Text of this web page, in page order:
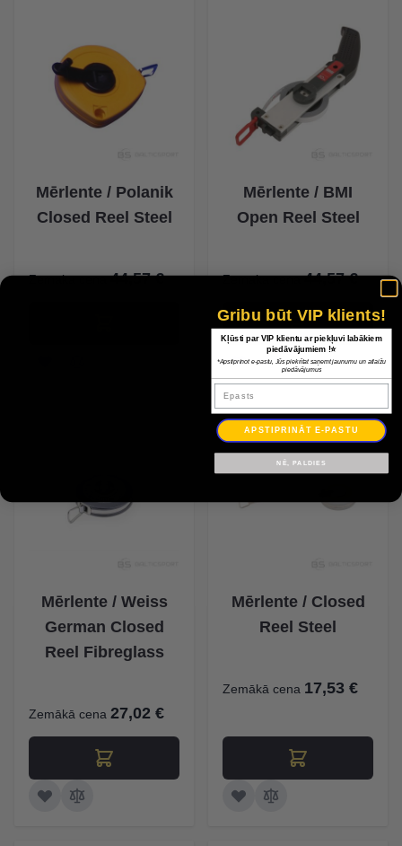
Mērlente / Polanik
Closed Reel Steel
Zemākā cena 44,57 €
Mērlente / BMI
Open Reel Steel
Zemākā cena 44,57 €
Mērlente / Weiss
German Closed
Reel Fibreglass
Zemākā cena 27,02 €
Mērlente / Closed
Reel Steel
Zemākā cena 17,53 €
Gribu būt VIP klients!
Kļūsti par VIP klientu ar piekļuvi labākiem
piedāvājumiem !⭐
*Apstiprinot e-pastu, Jūs piekrītat saņemt jaunumu un atlaižu
piedāvājumus
Epasts
APSTIPRINĀT E-PASTU
NĒ, PALDIES